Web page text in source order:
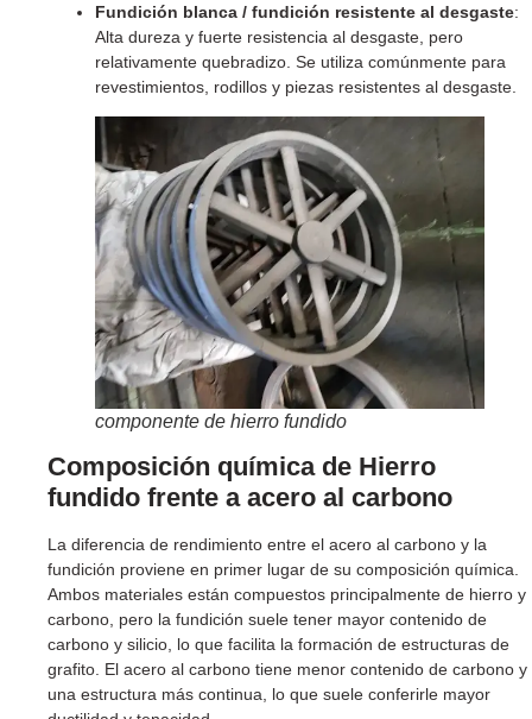
Fundición blanca / fundición resistente al desgaste:
Alta dureza y fuerte resistencia al desgaste, pero
relativamente quebradizo. Se utiliza comúnmente para
revestimientos, rodillos y piezas resistentes al desgaste.
componente de hierro fundido
Composición química de Hierro
fundido frente a acero al carbono
La diferencia de rendimiento entre el acero al carbono y la
fundición proviene en primer lugar de su composición química.
Ambos materiales están compuestos principalmente de hierro y
carbono, pero la fundición suele tener mayor contenido de
carbono y silicio, lo que facilita la formación de estructuras de
grafito. El acero al carbono tiene menor contenido de carbono y
una estructura más continua, lo que suele conferirle mayor